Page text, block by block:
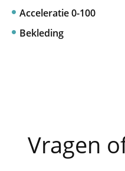
Acceleratie 0-100
Bekleding
Vragen